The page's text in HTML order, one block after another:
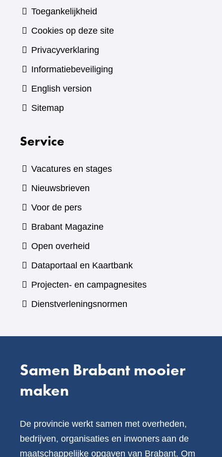
Toegankelijkheid
Cookies op deze site
Privacyverklaring
Informatiebeveiliging
English version
Sitemap
Service
Vacatures en stages
Nieuwsbrieven
Voor de pers
Brabant Magazine(verwijst
andere
website)
Open overheid
Dataportaal en Kaartbank(verwijst
naar
Projecten- en campagnesites
Dienstverleningsnormen
Samen Brabant mooier
maken
De provincie werkt samen met overheden,
bedrijven, organisaties en inwoners aan de
maatschappelijke opgaven van Brabant. Om